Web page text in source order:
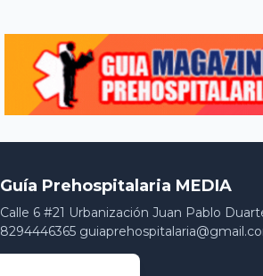
Guía Prehospitalaria MEDIA
Calle 6 #21 Urbanización Juan Pablo
8294446365